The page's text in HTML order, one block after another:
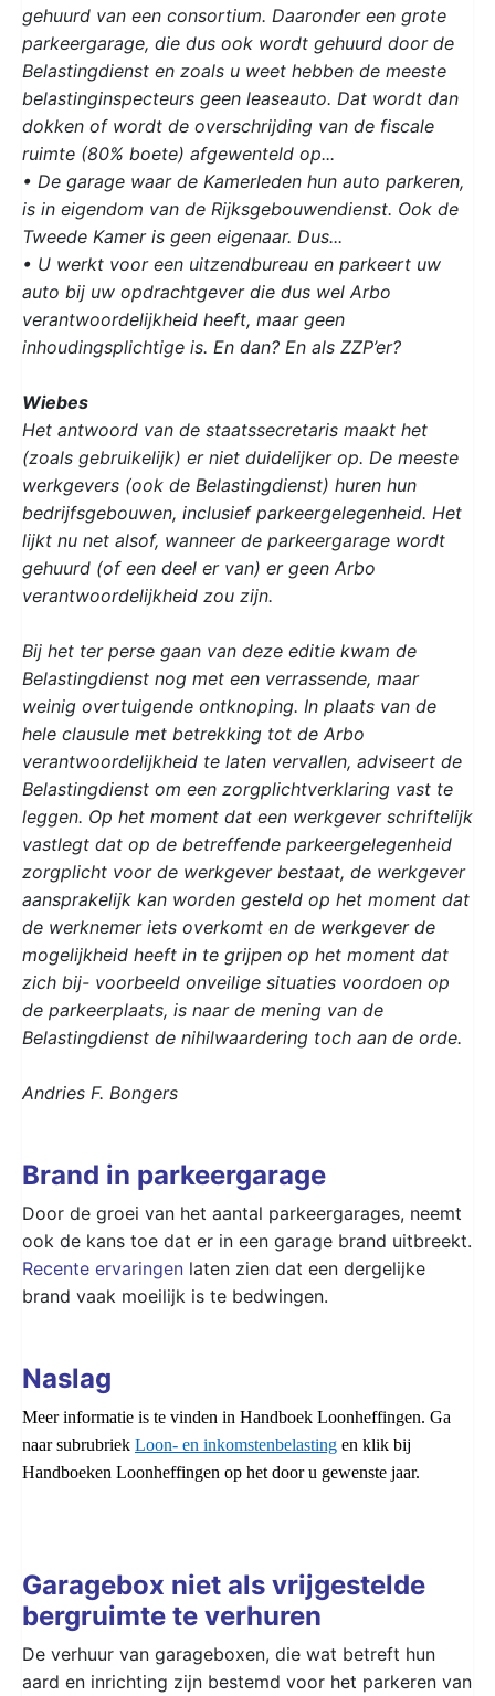
gehuurd van een consortium. Daaronder een grote
parkeergarage, die dus ook wordt gehuurd door de
Belastingdienst en zoals u weet hebben de meeste
belastinginspecteurs geen leaseauto. Dat wordt dan
dokken of wordt de overschrijding van de fiscale
ruimte (80% boete) afgewenteld op...
• De garage waar de Kamerleden hun auto parkeren,
is in eigendom van de Rijksgebouwendienst. Ook de
Tweede Kamer is geen eigenaar. Dus...
• U werkt voor een uitzendbureau en parkeert uw
auto bij uw opdrachtgever die dus wel Arbo
verantwoordelijkheid heeft, maar geen
inhoudingsplichtige is. En dan? En als ZZP’er?
Wiebes
Het antwoord van de staatssecretaris maakt het
(zoals gebruikelijk) er niet duidelijker op. De meeste
werkgevers (ook de Belastingdienst) huren hun
bedrijfsgebouwen, inclusief parkeergelegenheid. Het
lijkt nu net alsof, wanneer de parkeergarage wordt
gehuurd (of een deel er van) er geen Arbo
verantwoordelijkheid zou zijn.
Bij het ter perse gaan van deze editie kwam de
Belastingdienst nog met een verrassende, maar
weinig overtuigende ontknoping. In plaats van de
hele clausule met betrekking tot de Arbo
verantwoordelijkheid te laten vervallen, adviseert de
Belastingdienst om een zorgplichtverklaring vast te
leggen. Op het moment dat een werkgever schriftelijk
vastlegt dat op de betreffende parkeergelegenheid
zorgplicht voor de werkgever bestaat, de werkgever
aansprakelijk kan worden gesteld op het moment dat
de werknemer iets overkomt en de werkgever de
mogelijkheid heeft in te grijpen op het moment dat
zich bij- voorbeeld onveilige situaties voordoen op
de parkeerplaats, is naar de mening van de
Belastingdienst de nihilwaardering toch aan de orde.
Andries F. Bongers
Brand in parkeergarage
Door de groei van het aantal parkeergarages, neemt
ook de kans toe dat er in een garage brand uitbreekt.
Recente ervaringen laten zien dat een dergelijke
brand vaak moeilijk is te bedwingen.
Naslag
Meer informatie is te vinden in Handboek Loonheffingen. Ga
naar subrubriek Loon- en inkomstenbelasting en klik bij
Handboeken Loonheffingen op het door u gewenste jaar.
Garagebox niet als vrijgestelde
bergruimte te verhuren
De verhuur van garageboxen, die wat betreft hun
aard en inrichting zijn bestemd voor het parkeren van